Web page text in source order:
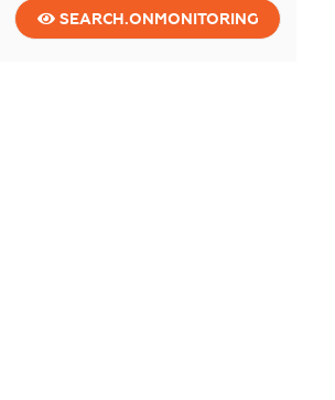
SEARCH.ONMONITORING